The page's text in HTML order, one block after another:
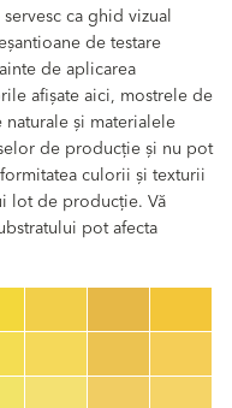
ca ghid vizual
de testare
de aplicarea
afișate aici, mostrele de
și materialele
de producție și nu pot
culorii și texturii
lot de producție. Vă
pot afecta